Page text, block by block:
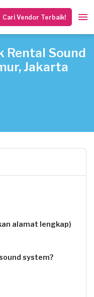
Cari Vendor Terbaik!
Rental Sound
Jakarta
alamat lengkap)
system?